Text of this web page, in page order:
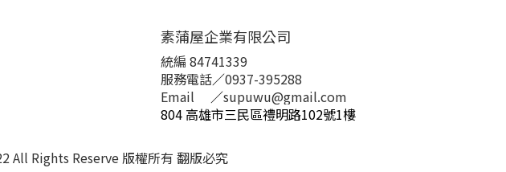
素蒲屋企業有限公司
統編 84741339
服務電話／0937-395288
Email ／supuwu@gmail.com
804 高雄市三民區禮明路102號1樓
All Rights Reserve 版權所有 翻版必究